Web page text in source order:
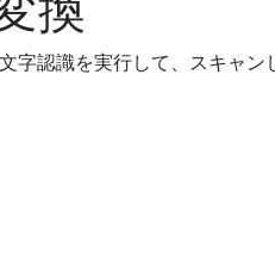
字認識を実行して、スキャン